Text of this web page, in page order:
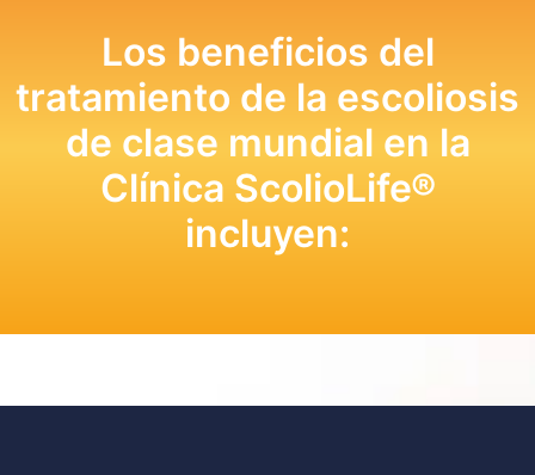
Los beneficios del
tratamiento de la escoliosis
de clase mundial en la
Clínica ScolioLife®
incluyen: